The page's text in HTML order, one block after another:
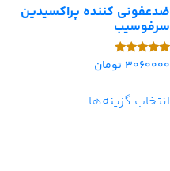
ضدعفونی کننده پراکسیدین
سرفوسیب
امتیاز
3060000 تومان
انتخاب گزینه‌ها